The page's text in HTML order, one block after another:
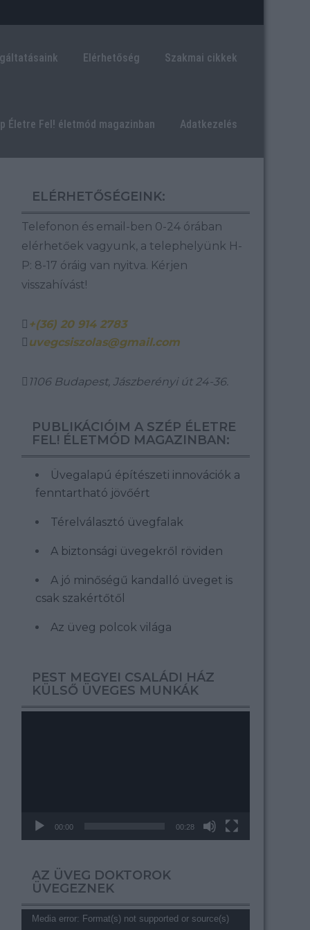
Elérhetőség Szakmai cikkek
Életre Fel! életmód magazinban Adatkezelés
ELÉRHETŐSÉGEINK:
Telefonon és email-ben 0-24 órában
elérhetőek vagyunk, a telephelyünk H-
P: 8-17 óráig van nyitva. Kérjen
visszahívást!
+(36) 20 914 2783
uvegcsiszolas@gmail.com
1106 Budapest, Jászberényi út 24-36.
PUBLIKÁCIÓIM A SZÉP ÉLETRE
FEL! ÉLETMÓD MAGAZINBAN:
Üvegalapú építészeti innovációk a
fenntartható jövőért
Térelválasztó üvegfalak
A biztonsági üvegekről röviden
A jó minőségű kandalló üveget is
csak szakértőtől
Az üveg polcok világa
PEST MEGYEI CSALÁDI HÁZ
KÜLSŐ ÜVEGES MUNKÁK
00:00 00:28
AZ ÜVEG DOKTOROK
ÜVEGEZNEK
Videólejátszó
Media error: Format(s) not supported or source(s)